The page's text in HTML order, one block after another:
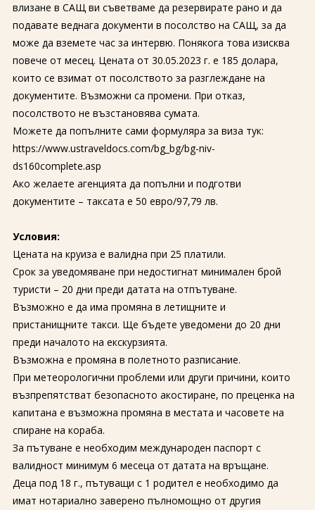
влизане в САЩ ви съветваме да резервирате рано и да
подавате веднага документи в посолство на САЩ, за да
може да вземете час за интервю. Понякога това изисква
повече от месец. Цената от 30.05.2023 г. е 185 долара,
които се взимат от посолството за разглеждане на
документите. Възможни са промени. При отказ,
посолството не възстановява сумата.
Можете да попълните сами формуляра за виза тук:
https://www.ustraveldocs.com/bg_bg/bg-niv-
ds160complete.asp
Ако желаете агенцията да попълни и подготви
документите – таксата е 50 евро/97,79 лв.
Условия:
Цената на круиза е валидна при 25 платили.
Срок за уведомяване при недостигнат минимален брой
туристи – 20 дни преди датата на отпътуване.
Възможно е да има промяна в летищните и
пристанищните такси. Ще бъдете уведомени до 20 дни
преди началото на екскурзията.
Възможна е промяна в полетното разписание.
При метеорологични проблеми или други причини, които
възпрепятстват безопасното акостиране, по преценка на
капитана е възможна промяна в местата и часовете на
спиране на кораба.
За пътуване е необходим международен паспорт с
валидност минимум 6 месеца от датата на връщане.
Деца под 18 г., пътуващи с 1 родител е необходимо да
имат нотариално заверено пълномощно от другия